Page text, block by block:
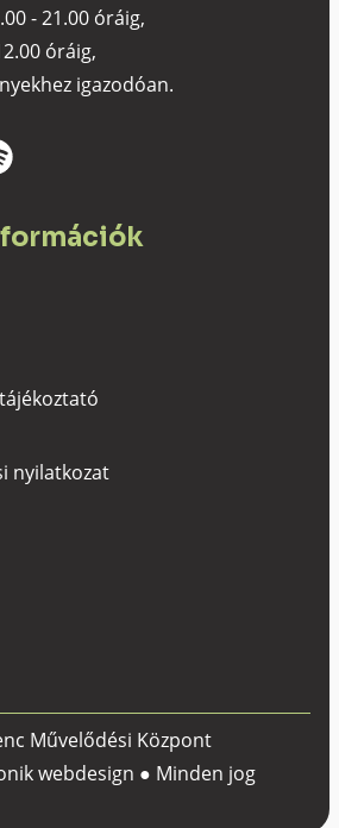
- 21.00 óráig,
óráig,
igazodóan.
nyilatkozat
Művelődési Központ
webdesign ● Minden jog